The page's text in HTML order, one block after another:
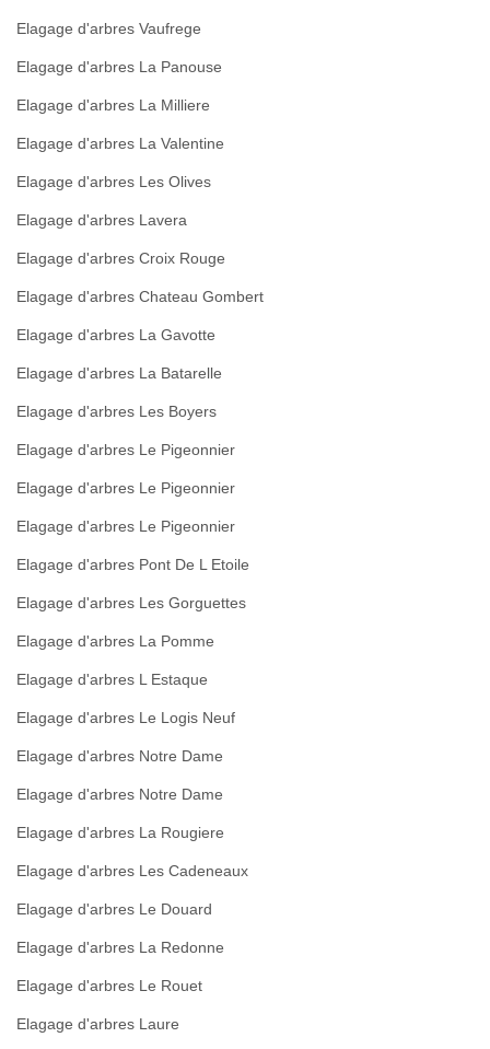
Elagage d'arbres Vaufrege
Elagage d'arbres La Panouse
Elagage d'arbres La Milliere
Elagage d'arbres La Valentine
Elagage d'arbres Les Olives
Elagage d'arbres Lavera
Elagage d'arbres Croix Rouge
Elagage d'arbres Chateau Gombert
Elagage d'arbres La Gavotte
Elagage d'arbres La Batarelle
Elagage d'arbres Les Boyers
Elagage d'arbres Le Pigeonnier
Elagage d'arbres Le Pigeonnier
Elagage d'arbres Le Pigeonnier
Elagage d'arbres Pont De L Etoile
Elagage d'arbres Les Gorguettes
Elagage d'arbres La Pomme
Elagage d'arbres L Estaque
Elagage d'arbres Le Logis Neuf
Elagage d'arbres Notre Dame
Elagage d'arbres Notre Dame
Elagage d'arbres La Rougiere
Elagage d'arbres Les Cadeneaux
Elagage d'arbres Le Douard
Elagage d'arbres La Redonne
Elagage d'arbres Le Rouet
Elagage d'arbres Laure